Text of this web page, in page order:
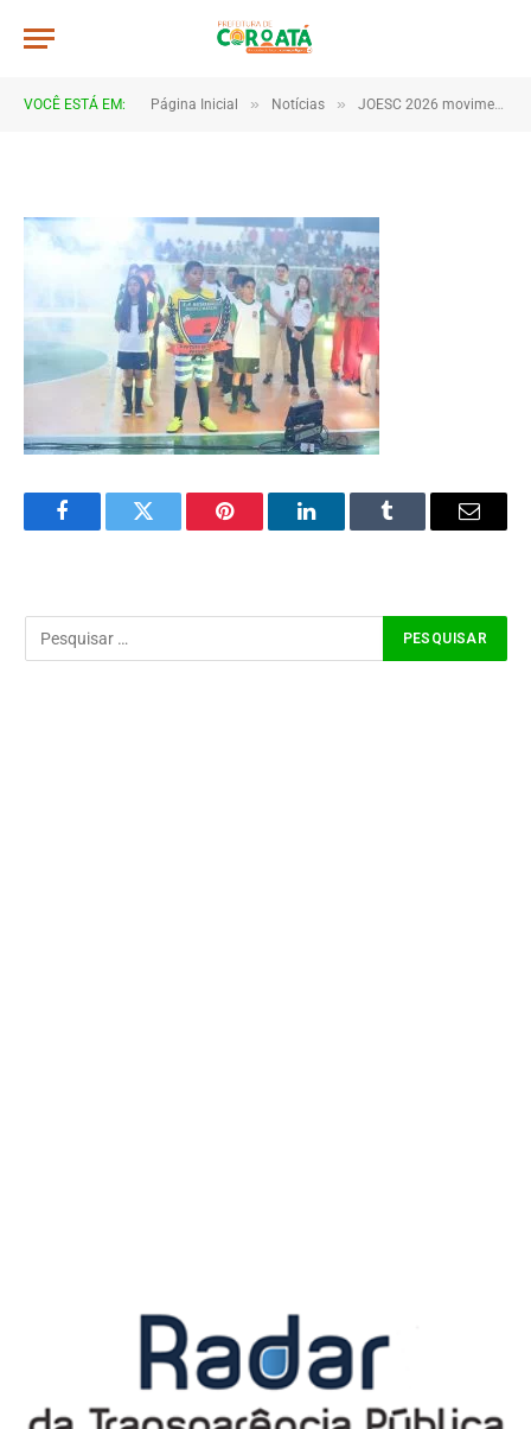
VOCÊ ESTÁ EM: Página Inicial » Notícias » JOESC 2026 movimenta escolas e reúne estudantes em grande celebração do esporte em Coroatá
JWR_8008
FacebookTwitter Pinterest LinkedInTumblr Email